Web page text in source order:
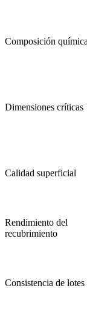
Composición química
Dimensiones críticas
Calidad superficial
Rendimiento del
recubrimiento
Consistencia de lotes